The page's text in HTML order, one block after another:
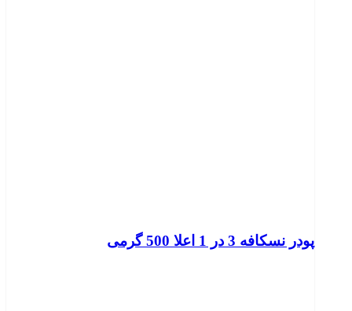
پودر نسکافه 3 در 1 اعلا 500 گرمی